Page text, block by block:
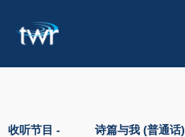
收听节目 - 诗篇与我 (普通话)